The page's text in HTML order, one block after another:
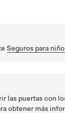
Seguros para
las puertas con
obtener más